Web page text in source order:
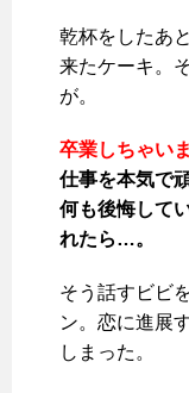
乾杯をしたあ
来たケーキ。
が。
卒業しちゃい
仕事を本気で
何も後悔して
れたら…。
そう話すビビ
ン。恋に進展
しまった。